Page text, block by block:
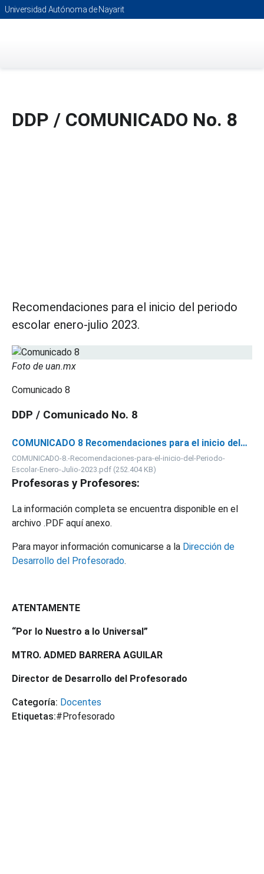
Saltar
al
Universidad Autónoma de Nayarit
DDP / COMUNICADO No. 8
Recomendaciones para el inicio del periodo
escolar enero-julio 2023.
Foto de uan.mx
Comunicado 8
DDP / Comunicado No. 8
COMUNICADO 8 Recomendaciones para el inicio del…
COMUNICADO-8.-Recomendaciones-para-el-inicio-del-Periodo-
Escolar-Enero-Julio-2023.pdf (252.404 KB)
Profesoras y Profesores:
La información completa se encuentra disponible en el
archivo .PDF aquí anexo.
Para mayor información comunicarse a la Dirección de
Desarrollo del Profesorado.
ATENTAMENTE
“Por lo Nuestro a lo Universal”
MTRO. ADMED BARRERA AGUILAR
Director de Desarrollo del Profesorado
Categoría: Docentes
Etiquetas:#Profesorado